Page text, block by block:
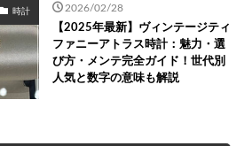
時計 2026/02/28
【2025年最新】ヴィンテージティ
ファニーアトラス時計：魅力・選
び方・メンテ完全ガイド！世代別
人気と数字の意味も解説